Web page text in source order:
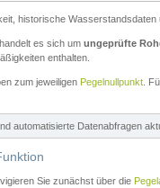
historische
es sich um ungeprüfte
enthalten.
zum jeweiligen Pegelnullpunkt .
automatisierte Datenabfragen
Sie zunächst über die